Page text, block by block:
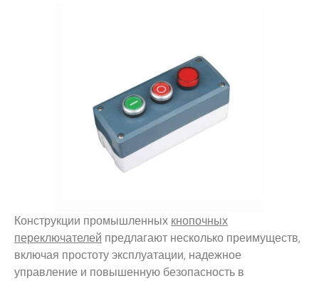
Конструкции промышленных кнопочных
переключателей предлагают несколько преимуществ,
включая простоту эксплуатации, надежное
управление и повышенную безопасность в